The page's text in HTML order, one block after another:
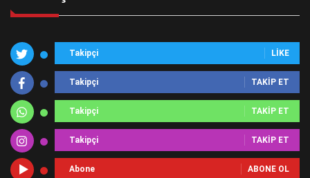
Takipçi LIKE
Takipçi TAKIP ET
Takipçi TAKIP ET
Takipçi TAKIP ET
Abone ABONE OL